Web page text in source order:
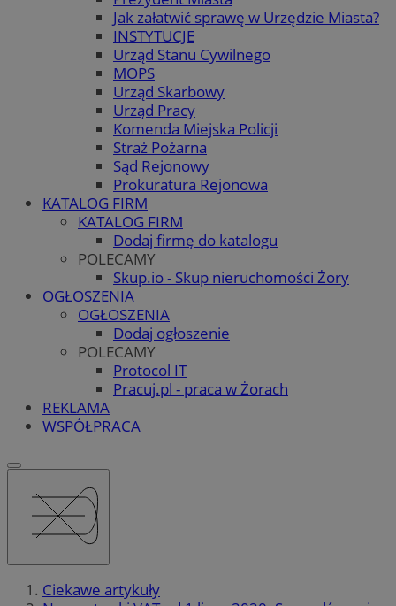
Jak załatwić sprawę w Urzędzie Miasta?
INSTYTUCJE
Urząd Stanu Cywilnego
MOPS
Urząd Skarbowy
Urząd Pracy
Komenda Miejska Policji
Straż Pożarna
Sąd Rejonowy
Prokuratura Rejonowa
KATALOG FIRM
KATALOG FIRM
Dodaj firmę do katalogu
POLECAMY
Skup.io - Skup nieruchomości Żory
OGŁOSZENIA
OGŁOSZENIA
Dodaj ogłoszenie
POLECAMY
Protocol IT
Pracuj.pl - praca w Żorach
REKLAMA
WSPÓŁPRACA
Ciekawe artykuły